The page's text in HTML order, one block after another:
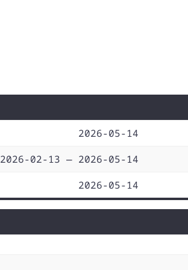
2026-05-14
2026-02-13 — 2026-05-14
2026-05-14